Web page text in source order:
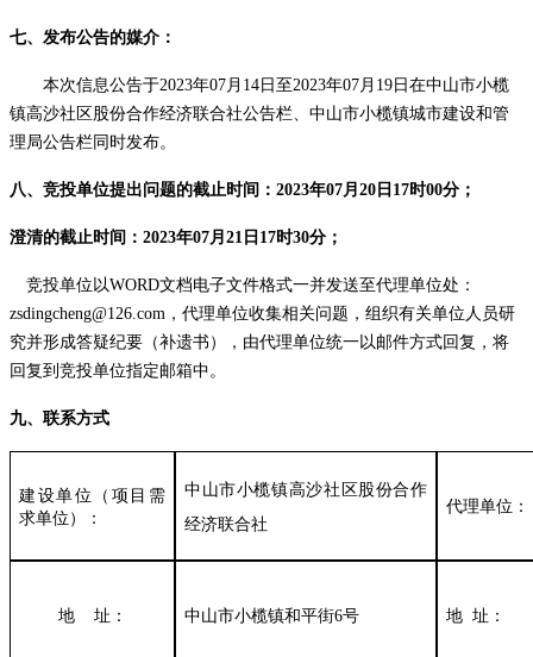
七、发布公告的媒介：
本次信息公告于2023年07月 14 日 至2023年07月 19 日 在中山市小榄
镇高沙社区股份合作经济联合社公告栏、中山市小榄镇城市建设和管
理局公告栏同时发布。
八、 竞投单位提出问题的截止时间： 2023年07月 20 日 17时00分；
澄清的截止时间： 2023年07月 21 日 17时30分；
竞投单位以WORD文档电子文件格式一并发送至代理单位处：
zsdingcheng@126.com，代理单位收集相关问题，组织有关单位人员研
究并形成答疑纪要（补遗书），由代理单位统一以邮件方式回复，将
回复到竞投单位指定邮箱中。
九、联系方式
建设单位（项目需
求单位）：
中山市小榄镇高沙社区股份合作
经济联合社
代理单位：
地 址： 中山市小榄镇和平街6号 地 址：